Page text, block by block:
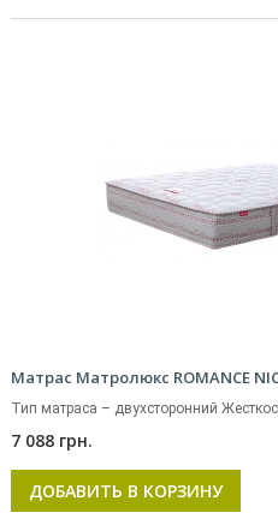
Матрас Матролюкс ROMANCE
Тип матраса – двухсторонний
7 088 грн.
ДОБАВИТЬ В КОРЗИНУ